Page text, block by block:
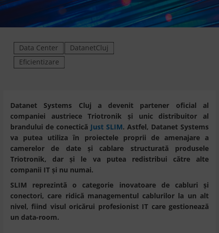
Data Center
DatanetCluj
Eficientizare
Datanet Systems Cluj a devenit partener oficial al
companiei austriece Triotronik și unic distribuitor al
brandului de conectică Just SLIM. Astfel, Datanet Systems
va putea utiliza în proiectele proprii de amenajare a
camerelor de date și cablare structurată produsele
Triotronik, dar și le va putea redistribui către alte
companii IT și nu numai.
SLIM reprezintă o categorie inovatoare de cabluri și
conectori, care ridică managementul cablurilor la un alt
nivel, fiind visul oricărui profesionist IT care gestionează
un data-room.